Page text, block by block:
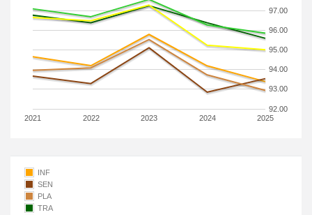
2021 2022 2023 2024 2025
92.00
93.00
94.00
95.00
96.00
97.00
INF
SEN
PLA
TRA